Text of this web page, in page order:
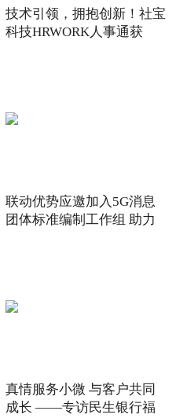
技术引领，拥抱创新！社宝
科技HRWORK人事通获
联动优势应邀加入5G消息
团体标准编制工作组 助力
真情服务小微 与客户共同
成长 ——专访民生银行福